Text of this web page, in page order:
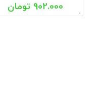
902.000 تومان